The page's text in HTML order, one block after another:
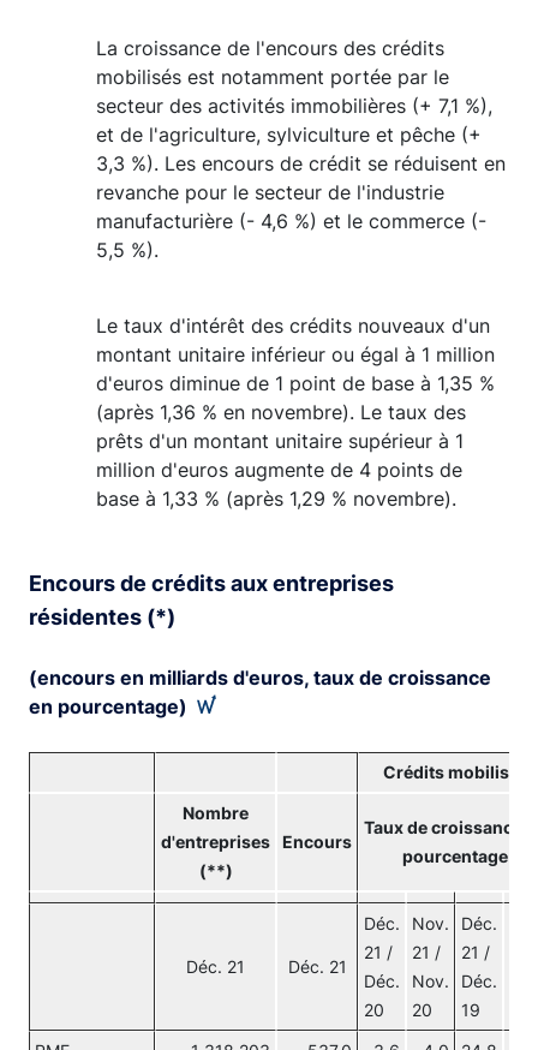
La croissance de l'encours des crédits
mobilisés est notamment portée par le
secteur des activités immobilières (+ 7,1 %),
et de l'agriculture, sylviculture et pêche (+
3,3 %). Les encours de crédit se réduisent en
revanche pour le secteur de l'industrie
manufacturière (- 4,6 %) et le commerce (-
5,5 %).
Le taux d'intérêt des crédits nouveaux d'un
montant unitaire inférieur ou égal à 1 million
d'euros diminue de 1 point de base à 1,35 %
(après 1,36 % en novembre). Le taux des
prêts d'un montant unitaire supérieur à 1
million d'euros augmente de 4 points de
base à 1,33 % (après 1,29 % novembre).
Encours de crédits aux entreprises
résidentes (*)
(encours en milliards d'euros, taux de croissance
en pourcentage)
Crédits mobilisés
Nombre
d'entreprises
(**)
Encours
Taux de croissance
pourcentage
Déc. 21 Déc. 21
Déc.
21 /
Déc.
20
Nov.
21 /
Nov.
20
Déc.
21 /
Déc.
19